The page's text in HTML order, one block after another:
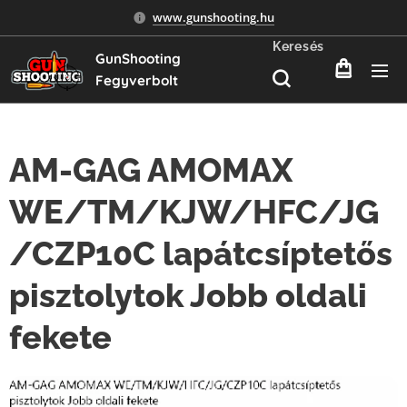
www.gunshooting.hu
GunShooting
Fegyverbolt
Keresés
AM-GAG AMOMAX
WE/TM/KJW/HFC/JG
/CZP10C lapátcsíptetős
pisztolytok Jobb oldali
fekete